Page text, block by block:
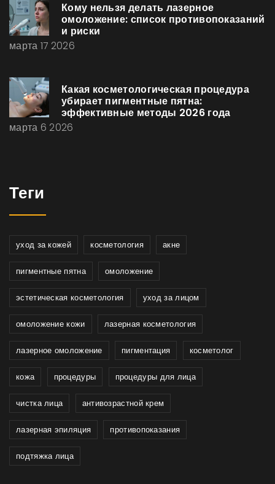
Кому нельзя делать лазерное
омоложение: список противопоказаний
и риски
марта 17 2026
Какая косметологическая процедура
убирает пигментные пятна:
эффективные методы 2026 года
марта 6 2026
Теги
уход за кожей косметология акне
пигментные пятна омоложение
эстетическая косметология уход за лицом
омоложение кожи лазерная косметология
лазерное омоложение пигментация косметолог
кожа процедуры процедуры для лица
чистка лица антивозрастной крем
лазерная эпиляция противопоказания
подтяжка лица